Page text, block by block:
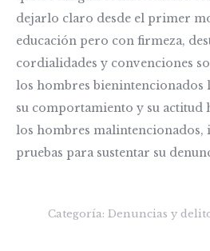
dejarlo claro desde el primer
educación pero con firmeza,
cordialidades y convenciones
los hombres bienintencionados
su comportamiento y su actitud
los hombres malintencionados,
pruebas para sustentar su
Categoría: Denuncias y